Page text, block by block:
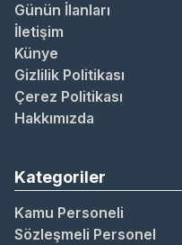
Günün İlanları
İletişim
Künye
Gizlilik Politikası
Çerez Politikası
Hakkımızda
Kategoriler
Kamu Personeli
Sözleşmeli Personel